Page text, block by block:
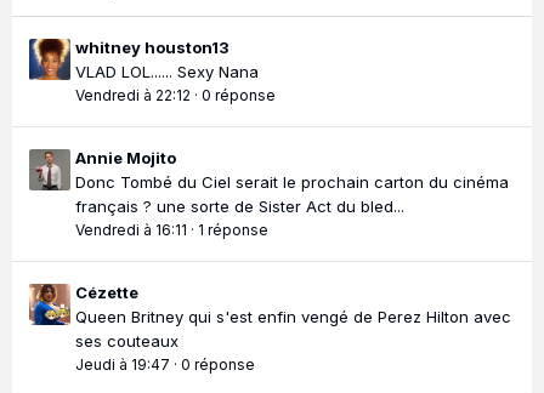
whitney houston13
VLAD LOL...... Sexy Nana
Vendredi à 22:12 · 0 réponse
Annie Mojito
Donc Tombé du Ciel serait le prochain carton du cinéma
français ? une sorte de Sister Act du bled...
Vendredi à 16:11 · 1 réponse
Cézette
Queen Britney qui s'est enfin vengé de Perez Hilton avec
ses couteaux
Jeudi à 19:47 · 0 réponse